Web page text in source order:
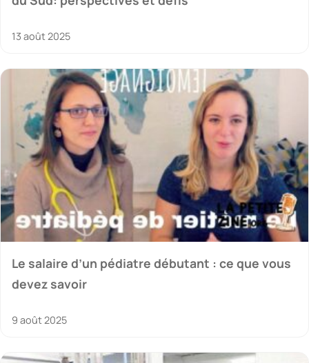
13 août 2025
Le salaire d’un pédiatre débutant : ce que vous
devez savoir
9 août 2025